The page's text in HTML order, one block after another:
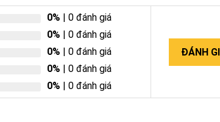
0% | 0 đánh giá
0% | 0 đánh giá
0% | 0 đánh giá
0% | 0 đánh giá
0% | 0 đánh giá
ĐÁNH